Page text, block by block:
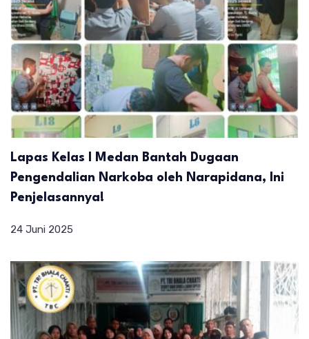
Lapas Kelas I Medan Bantah Dugaan
Pengendalian Narkoba oleh Narapidana, Ini
Penjelasannya!
24 Juni 2025